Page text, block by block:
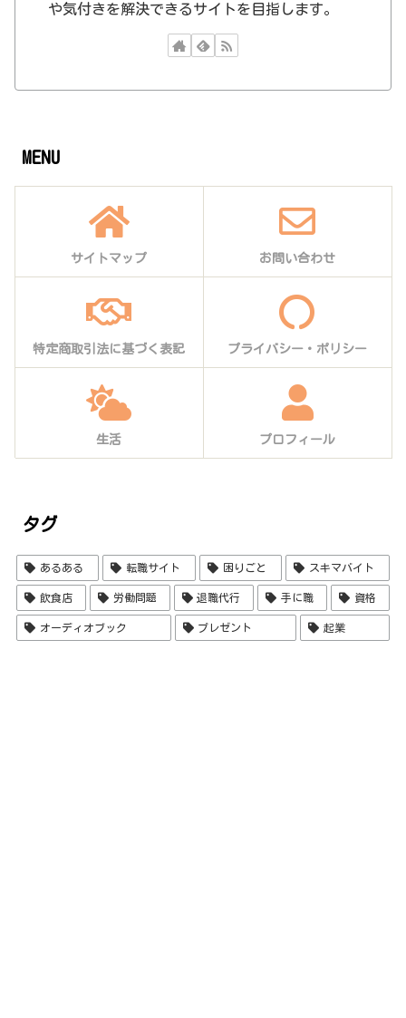
や気付きを解決できるサイトを目指します。
MENU
サイトマップ お問い合わせ
特定商取引法に基づく表記 プライバシー・ポリシー
生活 プロフィール
タグ
あるある 転職サイト 困りごと スキマバイト
飲食店 労働問題 退職代行 手に職 資格
オーディオブック プレゼント 起業